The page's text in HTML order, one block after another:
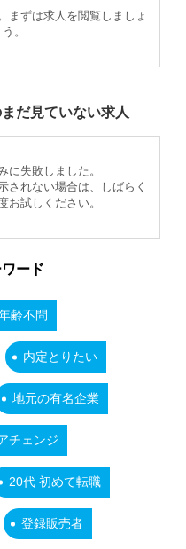
まずは求人を閲覧しましょ
う。
だ見ていない求人
に失敗しました。
されない場合は、しばらく
お試しください。
ード
齢不問
内定とりたい
地元の有名企業
チェンジ
20代 初めて転職
登録販売者